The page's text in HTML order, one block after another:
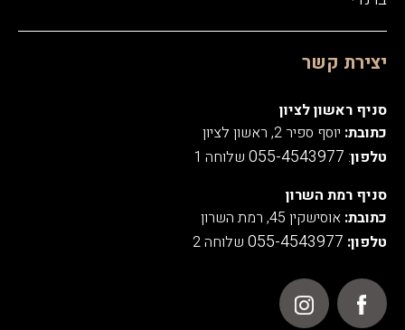
יצירת קשר
סניף ראשון לציון
כתובת: יוסף ספיר 2, ראשון לציון
טלפון:
055-4543977 שלוחה 1
סניף רמת השרון
כתובת: אוסישקין 45, רמת השרון
טלפון: 055-4543977 שלוחה 2